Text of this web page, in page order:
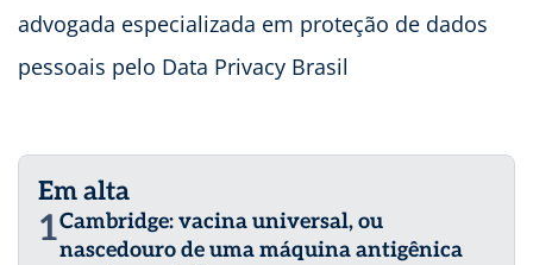
advogada especializada em proteção de dados
pessoais pelo Data Privacy Brasil
Em alta
1Cambridge: vacina universal, ou
nascedouro de uma máquina antigênica